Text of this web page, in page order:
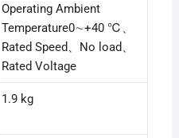
Operating Ambient
Temperature0∼+40 ℃、
Rated Speed、No load、
Rated Voltage
1.9 kg